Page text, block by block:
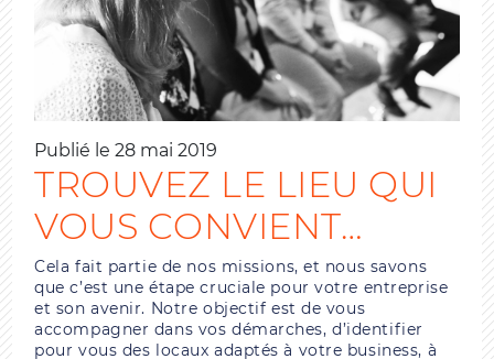
Publié le 28 mai 2019
TROUVEZ LE LIEU QUI
VOUS CONVIENT…
Cela fait partie de nos missions, et nous savons
que c’est une étape cruciale pour votre entreprise
et son avenir. Notre objectif est de vous
accompagner dans vos démarches, d’identifier
pour vous des locaux adaptés à votre business, à